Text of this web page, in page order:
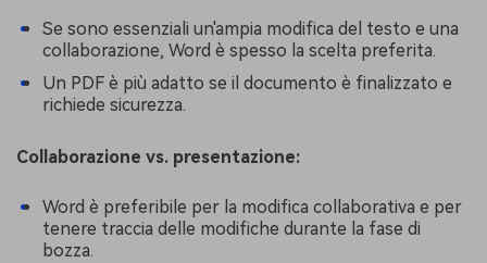
Se sono essenziali un'ampia modifica del testo e una
collaborazione, Word è spesso la scelta preferita.
Un PDF è più adatto se il documento è finalizzato e
richiede sicurezza.
Collaborazione vs. presentazione:
Word è preferibile per la modifica collaborativa e per
tenere traccia delle modifiche durante la fase di
bozza.